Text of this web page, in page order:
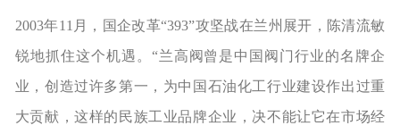
2003年11月，国企改革“393”攻坚战在兰州展开，陈清流敏
锐地抓住这个机遇。“兰高阀曾是中国阀门行业的名牌企
业，创造过许多第一，为中国石油化工行业建设作出过重
大贡献，这样的民族工业品牌企业，决不能让它在市场经